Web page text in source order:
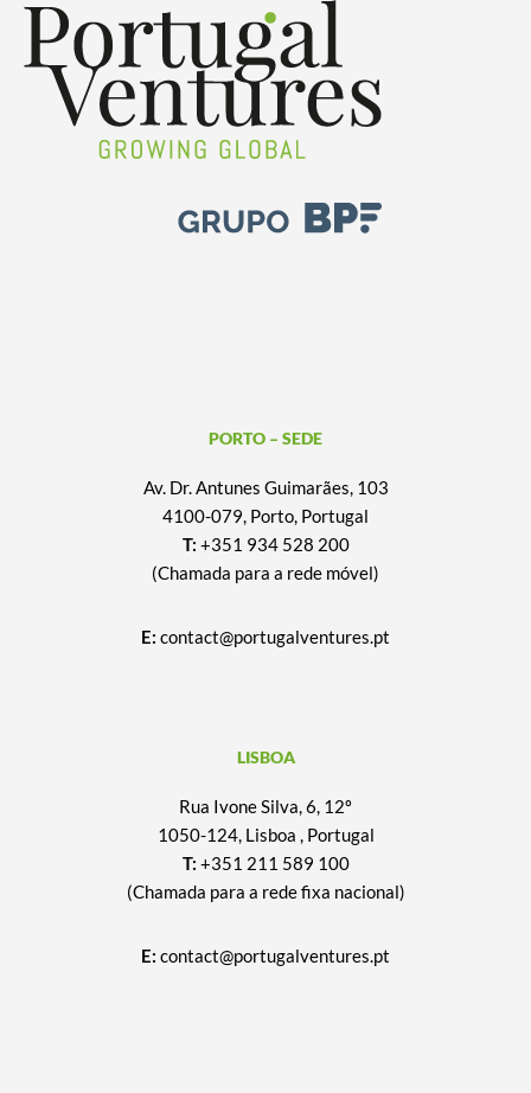
PORTO – SEDE
Av. Dr. Antunes Guimarães, 103
4100-079, Porto, Portugal
T: +351 934 528 200
(Chamada para a rede móvel)
E: contact@portugalventures.pt
LISBOA
Rua Ivone Silva, 6, 12º
1050-124, Lisboa , Portugal
T: +351 211 589 100
(Chamada para a rede fixa nacional)
E: contact@portugalventures.pt